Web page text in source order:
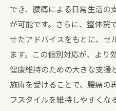
でき、腰痛による日常生活の
が可能です。さらに、整体院
せたアドバイスをもとに、セ
ます。この個別対応が、より
健康維持のための大きな支援
施術を受けることで、腰痛の
フスタイルを維持しやすくな